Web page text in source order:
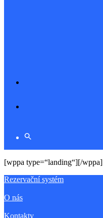
[wppa type=“landing“][/wppa]
Rezervační systém
O nás
Kontakty